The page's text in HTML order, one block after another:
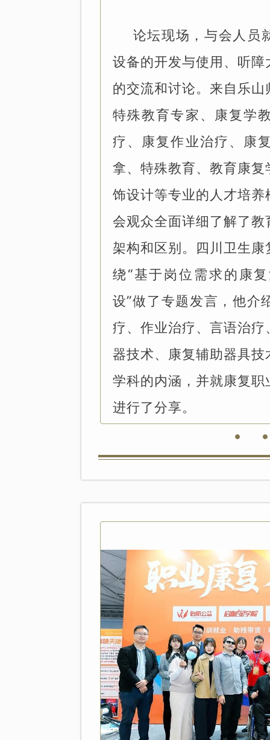
论坛现场，与会人员
设备的开发与使用、听
的交流和讨论。来自乐
特殊教育专家、康复学
疗、康复作业治疗、康
拿、特殊教育、教育康
饰设计等专业的人才培
会观众全面详细了解了
架构和区别。四川卫生
绕“基于岗位需求的康
设”做了专题发言，他介
疗、作业治疗、言语治
器技术、康复辅助器具
学科的内涵，并就康复
进行了分享。